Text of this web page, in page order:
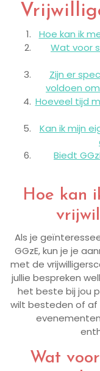
Hoe kan ik
Wat voor
Zijn er
voldoen om
Hoeveel tijd
Kan ik mijn
Biedt
Hoe kan
Als je
GGzE, kun je je
met de
jullie bespreken
het beste bij jou
wilt besteden of af
Wat